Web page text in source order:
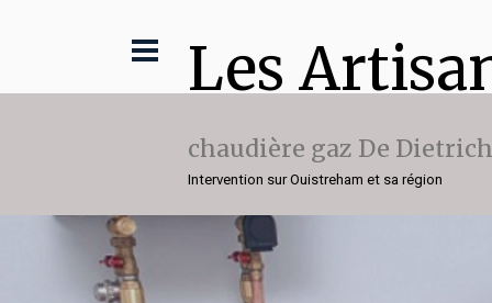
Les
chaudière gaz De Dietrich
Intervention sur Ouistreham et sa région